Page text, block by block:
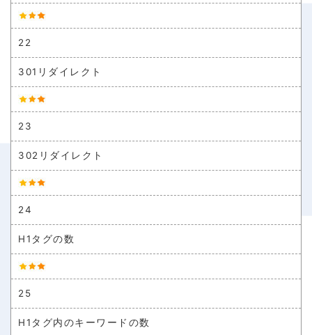
22
301リダイレクト
23
302リダイレクト
24
H1タグの数
25
H1タグ内のキーワードの数